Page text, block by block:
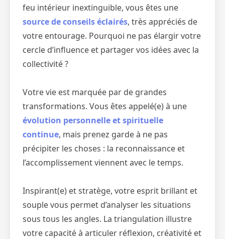
feu intérieur inextinguible, vous êtes une
source de conseils éclairés, très appréciés de
votre entourage. Pourquoi ne pas élargir votre
cercle d’influence et partager vos idées avec la
collectivité ?
Votre vie est marquée par de grandes
transformations. Vous êtes appelé(e) à une
évolution personnelle et spirituelle
continue, mais prenez garde à ne pas
précipiter les choses : la reconnaissance et
l’accomplissement viennent avec le temps.
Inspirant(e) et stratège, votre esprit brillant et
souple vous permet d’analyser les situations
sous tous les angles. La triangulation illustre
votre capacité à articuler réflexion, créativité et